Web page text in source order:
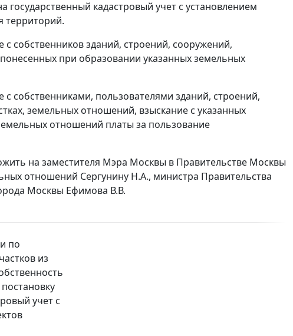
государственный кадастровый учет с установлением
территорий.
собственников зданий, строений, сооружений,
при образовании указанных земельных
собственниками, пользователями зданий, строений,
земельных отношений, взыскание с указанных
отношений платы за пользование
на заместителя Мэра Москвы в Правительстве Москвы
отношений Сергунину Н.А., министра Правительства
Москвы Ефимова В.В.
по
из
учет с